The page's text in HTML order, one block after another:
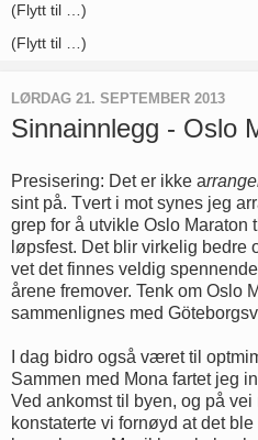
LØRDAG 21. SEPTEMBER 2013
Sinnainnlegg - Oslo
Presisering: Det er ikke a
sint på. Tvert i mot synes jeg
grep for å utvikle Oslo Maraton
løpsfest. Det blir virkelig bedre
vet det finnes veldig
årene fremover. Tenk om Oslo
sammenlignes med
I dag bidro også været til
Sammen med Mona fartet jeg
Ved ankomst til byen, og på vei
konstaterte vi fornøyd at det